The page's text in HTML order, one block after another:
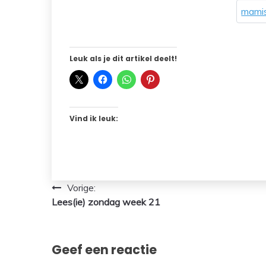
Leuk als je dit artikel deelt!
Vind ik leuk:
Bericht
navigatie
Vorige:
Lees(ie) zondag week 21
Geef een reactie